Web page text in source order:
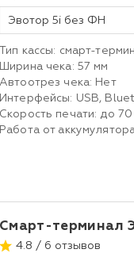
Эвотор 5i без ФН
Тип кассы: смарт-
Ширина чека: 57 мм
Автоотрез чека: Нет
Интерфейсы: USB,
Скорость печати: до
Работа от
Смарт-терминал
4.8 / 6 отзывов